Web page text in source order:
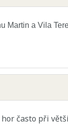
Martin a Vila
často při